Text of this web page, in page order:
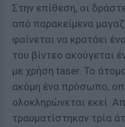
Στην επίθεση, οι
από παρακείμενα
φαίνεται να κρατάει
του βίντεο ακούγεται
με χρήση taser. Το
ακόμη ένα πρόσωπο,
ολοκληρώνεται εκεί.
τραυματίστηκαν τρία